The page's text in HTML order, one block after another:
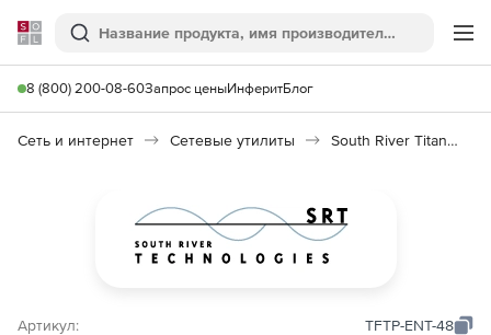
Softline
Поиск
8 (800) 200-08-60Запрос ценыИнферитБлог
Сеть и интернет Сетевые утилиты South River Titan FTP
Артикул: TFTP-ENT-48